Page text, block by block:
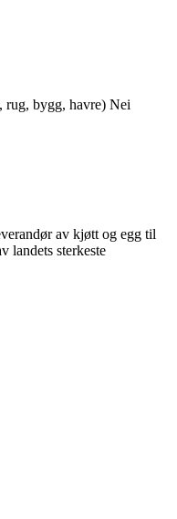
rug, bygg, havre) Nei
av kjøtt og egg til
landets sterkeste